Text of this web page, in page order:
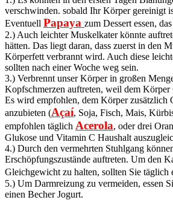
verschwinden. sobald Ihr Körper gereinigt
Eventuell Papaya zum Dessert essen,
2.) Auch leichter Muskelkater könnte
hätten. Das liegt daran, dass zuerst in den
Körperfett verbrannt wird. Auch diese
sollten nach einer Woche weg sein.
3.) Verbrennt unser Körper in großen
Kopfschmerzen auftreten, weil dem
Es wird empfohlen, dem Körper zusätzlich
anzubieten (Açaí, Soja, Fisch, Mais,
empfohlen täglich Acerola, oder drei
Glukose und Vitamin C Haushalt
4.) Durch den vermehrten Stuhlgang
Erschöpfungszustände auftreten. Um den
Gleichgewicht zu halten, sollten Sie täglich
5.) Um Darmreizung zu vermeiden, essen
einen Becher Jogurt.